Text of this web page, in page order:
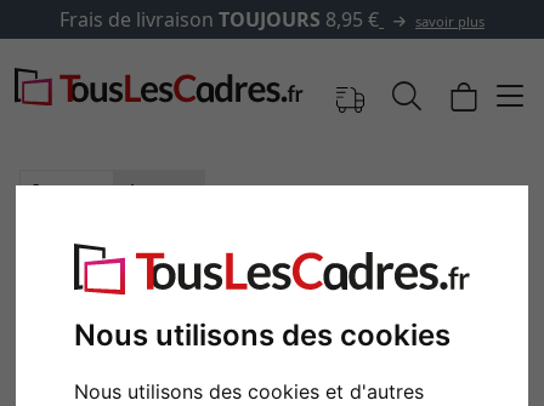
Nous utilisons des cookies
Nous utilisons des cookies et d'autres
de livraison TOUJOURS8,95 € savoir plus
Images Aperçu